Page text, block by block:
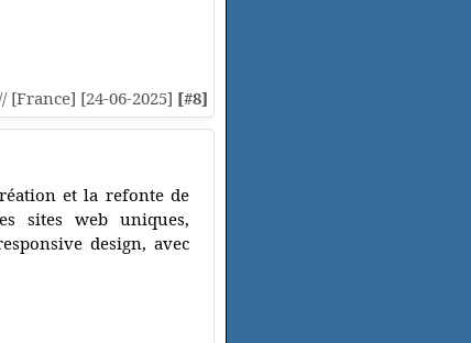
[France] [24-06-2025] [#8]
et la refonte de
sites web uniques,
design, avec